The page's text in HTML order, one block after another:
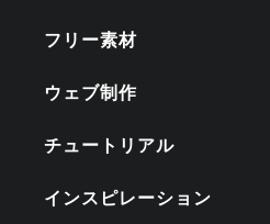
フリー素材
ウェブ制作
チュートリアル
インスピレーション